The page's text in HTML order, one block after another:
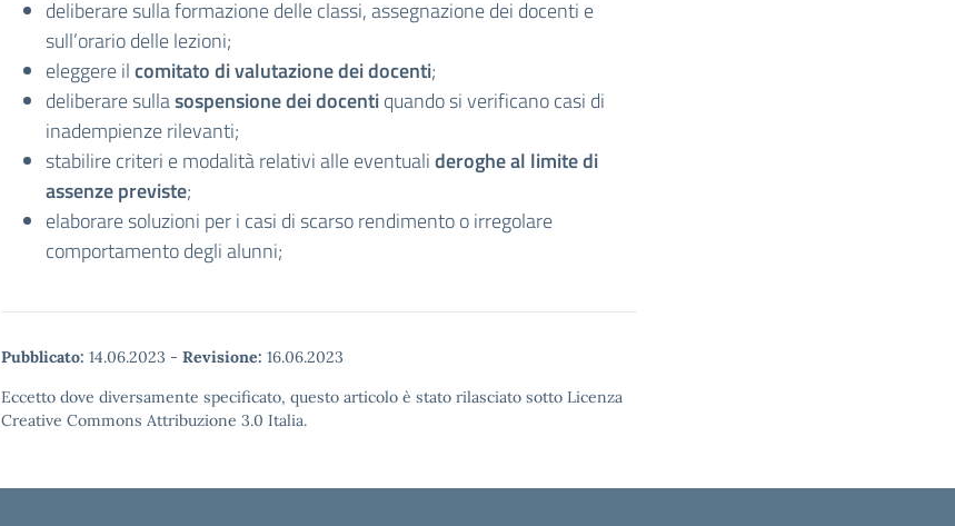
deliberare sulla formazione delle classi, assegnazione dei docenti e
sull’orario delle lezioni;
eleggere ilcomitato di valutazione dei docenti;
deliberare sullasospensione dei docentiquando si verificano casi di
inadempienze rilevanti;
stabilire criteri e modalità relativi alle eventualideroghe al limite di
assenze previste;
elaborare soluzioni per i casi di scarso rendimento o irregolare
comportamento degli alunni;
Pubblicato: 14.06.2023 - Revisione: 16.06.2023
Eccetto dove diversamente specificato, questo articolo è stato rilasciato sotto Licenza
Creative Commons Attribuzione 3.0 Italia.